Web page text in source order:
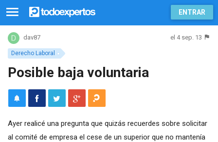
ENTRAR
Derecho Laboral
dav87 el 4 sep. 13
Posible baja voluntaria
Ayer realicé una pregunta que quizás recuerdes sobre solicitar
al comité de empresa el cese de un superior que no mantenía